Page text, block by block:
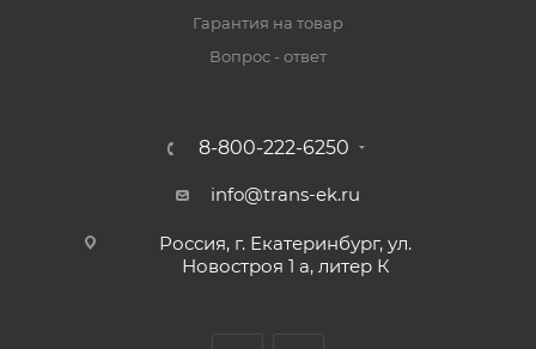
Гарантия на товар
Вопрос - ответ
8-800-222-6250
info@trans-ek.ru
Россия, г. Екатеринбург, ул.
Новостроя 1 а, литер К